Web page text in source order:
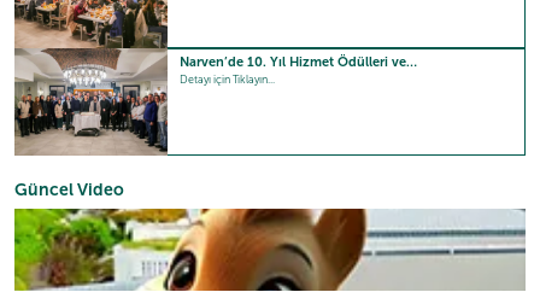
Narven’de 10. Yıl Hizmet Ödülleri ve…
Detayı için Tıklayın...
Güncel Video